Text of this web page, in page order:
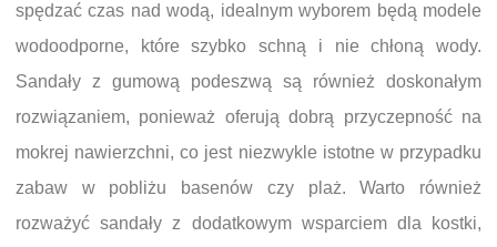
spędzać czas nad wodą, idealnym wyborem będą modele
wodoodporne, które szybko schną i nie chłoną wody.
Sandały z gumową podeszwą są również doskonałym
rozwiązaniem, ponieważ oferują dobrą przyczepność na
mokrej nawierzchni, co jest niezwykle istotne w przypadku
zabaw w pobliżu basenów czy plaż. Warto również
rozważyć sandały z dodatkowym wsparciem dla kostki,